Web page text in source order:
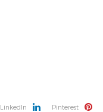
LinkedIn Pinterest